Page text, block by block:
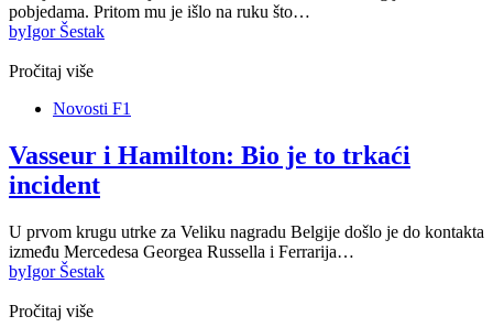
pobjedama. Pritom mu je išlo na ruku što…
byIgor Šestak
Pročitaj više
Novosti F1
Vasseur i Hamilton: Bio je to trkaći
incident
U prvom krugu utrke za Veliku nagradu Belgije došlo je do kontakta
između Mercedesa Georgea Russella i Ferrarija…
byIgor Šestak
Pročitaj više